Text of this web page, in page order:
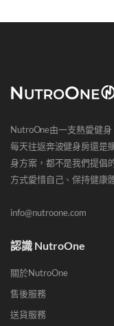
NutroOne由一支熱愛健
每天往返奔波健身房還是
身方案，都不是我們提倡
方式愛惜自己、保持健康
info@nutroone.com
認識 NutroOne
關於NutroOne
售後服務
送貨服務